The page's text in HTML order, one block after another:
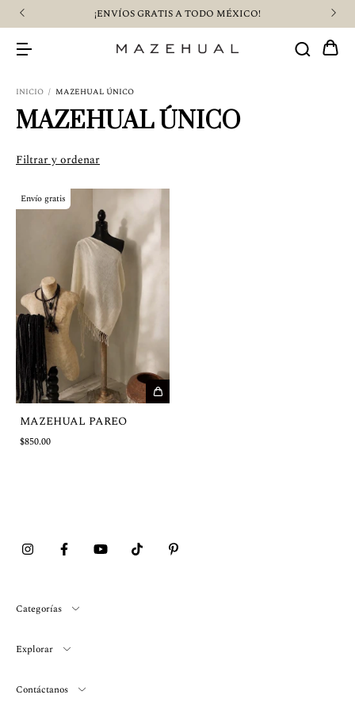
¡ENVÍOS GRATIS A TODO MÉXICO!
INICIO / MAZEHUAL ÚNICO
MAZEHUAL ÚNICO
Filtrar y ordenar
Envío gratis
MAZEHUAL PAREO
$850.00
Categorías
Explorar
Contáctanos